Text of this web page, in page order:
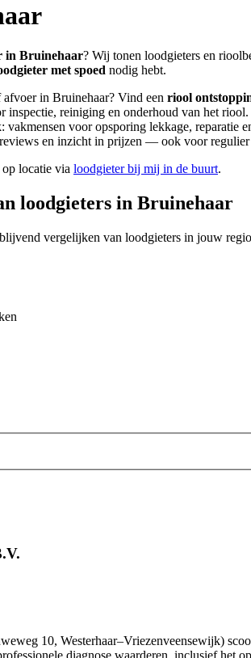
in Bruinehaar? Wij tonen loodgieters en
met spoed nodig hebt.
afvoer in Bruinehaar? Vind een riool
inspectie, reiniging en onderhoud van het riool.
vakmensen voor opsporing lekkage, reparatie
en inzicht in prijzen — ook voor regulier
locatie via loodgieter bij mij in de buurt.
loodgieters in Bruinehaar
vergelijken van loodgieters in jouw
10, Westerhaar–Vriezenveensewijk)
diagnose waarderen, inclusief